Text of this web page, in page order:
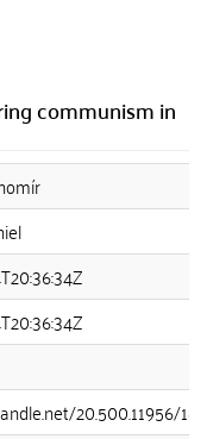
communism in
20.500.11956/